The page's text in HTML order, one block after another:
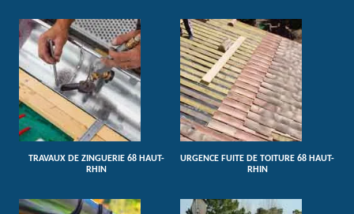
TRAVAUX DE ZINGUERIE 68 HAUT-
RHIN
URGENCE FUITE DE TOITURE 68 HAUT-
RHIN